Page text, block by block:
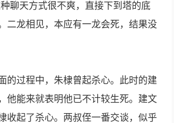
聊天方式很不爽，直接下到塔的底
二龙相见，本应有一龙会死，结果没
过程中，朱棣曾起杀心。此时的建
他能来就表明他已不计较生死。建文
收起了杀心。两叔侄一番交谈，似乎